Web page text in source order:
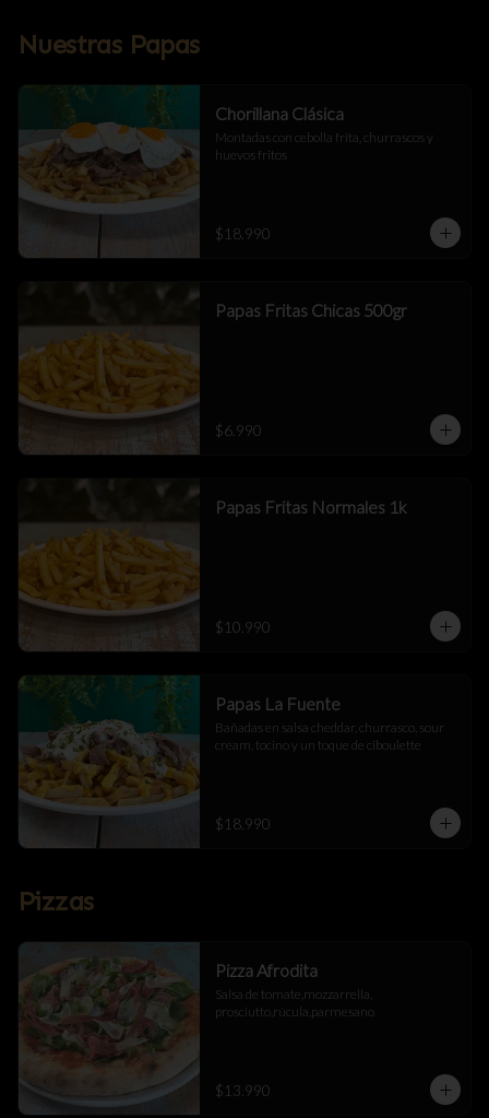
Nuestras Papas
Chorillana Clásica
Montadas con cebolla frita, churrascos y
huevos fritos
$18.990
Papas Fritas Chicas 500gr
$6.990
Papas Fritas Normales 1k
$10.990
Papas La Fuente
Bañadas en salsa cheddar, churrasco, sour
cream, tocino y un toque de ciboulette
$18.990
Pizzas
Pizza Afrodita
Salsa de tomate,mozzarrella,
prosciutto,rúcula,parmesano
$13.990